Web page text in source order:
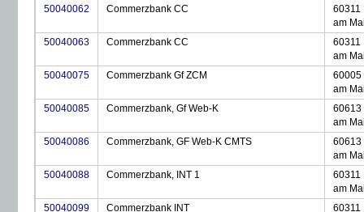
50040062 Commerzbank CC
60311
am
50040063
Commerzbank CC
60311
am
50040075
Commerzbank Gf ZCM
60005
am
50040085
Commerzbank, Gf Web-K
60613
am
50040086
Commerzbank, GF Web-K CMTS
60613
am
50040088
Commerzbank, INT 1
60311
am
50040099
Commerzbank INT
60311